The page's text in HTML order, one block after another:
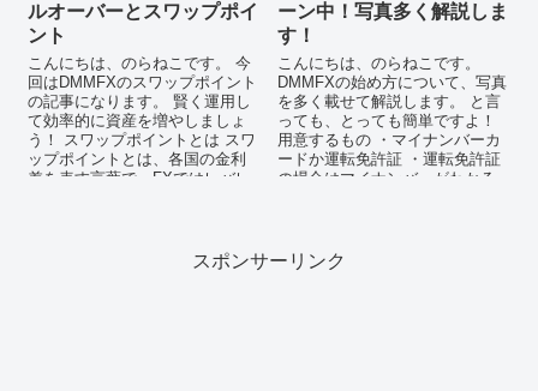
ルオーバーとスワップポイ
ント
こんにちは、のらねこです。 今
回はDMMFXのスワップポイント
の記事になります。 賢く運用し
て効率的に資産を増やしましょ
う！ スワップポイントとは スワ
ップポイントとは、各国の金利
差を表す言葉で、FXではレバレ
ーン中！写真多く解説しま
す！
こんにちは、のらねこです。
DMMFXの始め方について、写真
を多く載せて解説します。 と言
っても、とっても簡単ですよ！
用意するもの ・マイナンバーカ
ードか運転免許証 ・運転免許証
の場合はマイナンバーがわかる
スポンサーリンク